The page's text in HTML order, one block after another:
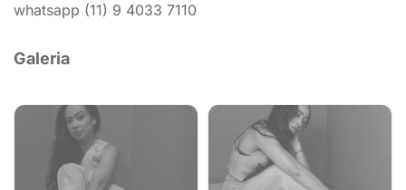
whatsapp (11) 9 4033 7110
Galeria